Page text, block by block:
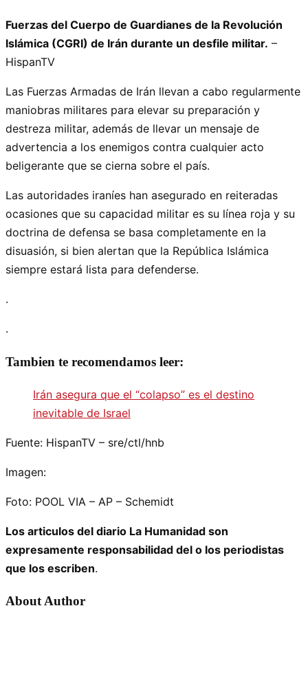
Fuerzas del Cuerpo de Guardianes de la Revolución
Islámica (CGRI) de Irán durante un desfile militar. –
HispanTV
Las Fuerzas Armadas de Irán llevan a cabo regularmente
maniobras militares para elevar su preparación y
destreza militar, además de llevar un mensaje de
advertencia a los enemigos contra cualquier acto
beligerante que se cierna sobre el país.
Las autoridades iraníes han asegurado en reiteradas
ocasiones que su capacidad militar es su línea roja y su
doctrina de defensa se basa completamente en la
disuasión, si bien alertan que la República Islámica
siempre estará lista para defenderse.
.
.
Tambien te recomendamos leer:
Irán asegura que el “colapso” es el destino
inevitable de Israel
Fuente: HispanTV – sre/ctl/hnb
Imagen:
Foto: POOL VIA – AP – Schemidt
Los articulos del diario La Humanidad son
expresamente responsabilidad del o los periodistas
que los escriben.
About Author